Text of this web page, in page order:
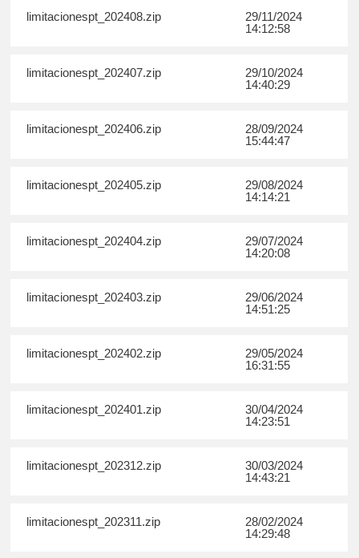
limitacionespt_202408.zip
29/11/2024
14:12:58
limitacionespt_202407.zip
29/10/2024
14:40:29
limitacionespt_202406.zip
28/09/2024
15:44:47
limitacionespt_202405.zip
29/08/2024
14:14:21
limitacionespt_202404.zip
29/07/2024
14:20:08
limitacionespt_202403.zip
29/06/2024
14:51:25
limitacionespt_202402.zip
29/05/2024
16:31:55
limitacionespt_202401.zip
30/04/2024
14:23:51
limitacionespt_202312.zip
30/03/2024
14:43:21
limitacionespt_202311.zip
28/02/2024
14:29:48